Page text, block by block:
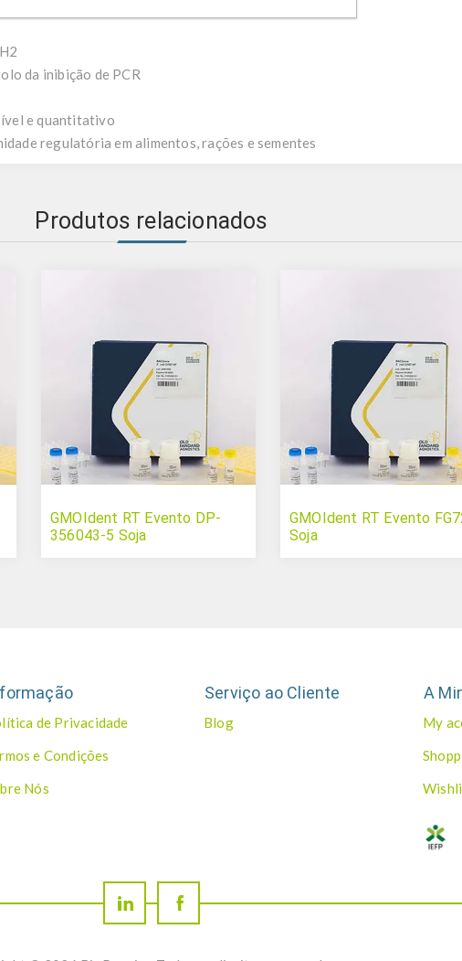
da inibição de PCR
e quantitativo
regulatória em alimentos, rações e sementes
Produtos relacionados
GMOIdent RT Evento DP-
356043-5 Soja
GMOIdent RT Evento
Soja
de Privacidade
e Condições
Nós
Serviço ao Cliente
Blog
A
My